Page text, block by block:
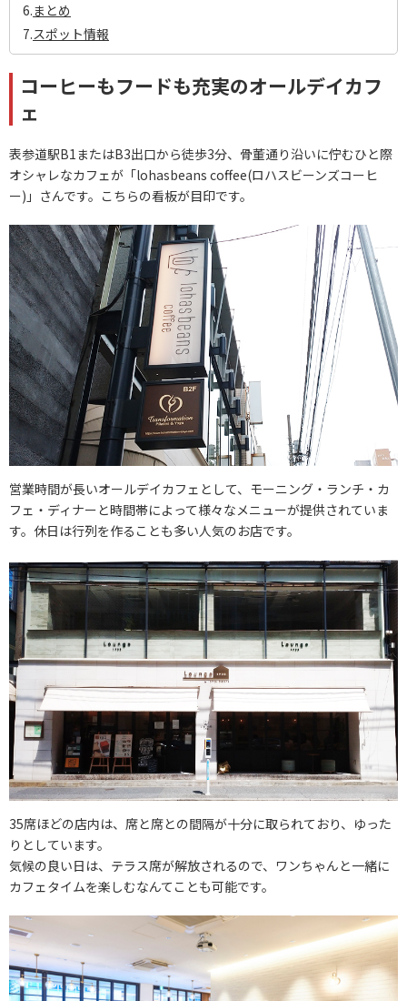
6.まとめ
7.スポット情報
コーヒーもフードも充実のオールデイカフ
ェ
表参道駅B1またはB3出口から徒歩3分、骨董通り沿いに佇むひと際
オシャレなカフェが「lohasbeans coffee(ロハスビーンズコーヒ
ー)」さんです。こちらの看板が目印です。
営業時間が長いオールデイカフェとして、モーニング・ランチ・カ
フェ・ディナーと時間帯によって様々なメニューが提供されていま
す。休日は行列を作ることも多い人気のお店です。
35席ほどの店内は、席と席との間隔が十分に取られており、ゆった
りとしています。
気候の良い日は、テラス席が解放されるので、ワンちゃんと一緒に
カフェタイムを楽しむなんてことも可能です。